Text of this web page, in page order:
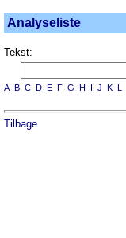
Analyseliste
Tekst:
A B C D E F G H I J K L
Tilbage